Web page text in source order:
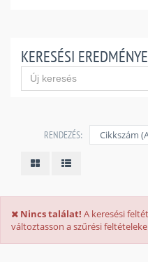
KERESÉSI
RENDEZÉS:
Nincs találat! A keresési
változtasson a szűrési